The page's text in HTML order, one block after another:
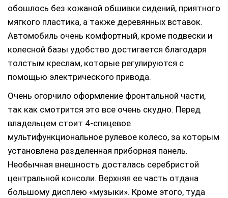
обошлось без кожаной обшивки сидений, приятного
мягкого пластика, а также деревянных вставок.
Автомобиль очень комфортный, кроме подвески и
колесной базы удобство достигается благодаря
толстым креслам, которые регулируются с
помощью электрического привода.
Очень огорчило оформление фронтальной части,
так как смотрится это все очень скудно. Перед
владельцем стоит 4-спицевое
мультифункциональное рулевое колесо, за которым
установлена разделенная приборная панель.
Необычная внешность досталась серебристой
центральной консоли. Верхняя ее часть отдана
большому дисплею «музыки». Кроме этого, туда